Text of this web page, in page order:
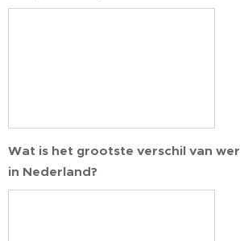
Wat is het grootste verschil van
in Nederland?